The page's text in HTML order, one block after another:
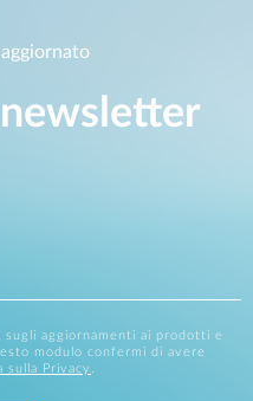
aggiornato
aggiornamenti ai prodotti e
modulo confermi di avere
sulla Privacy .